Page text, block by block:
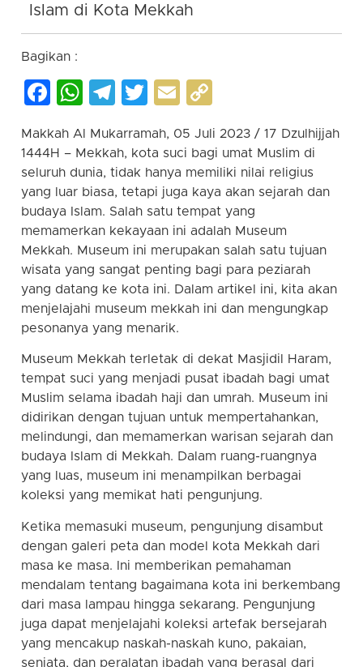
Islam di Kota Mekkah
Bagikan :
Facebook
WhatsApp
Telegram
Twitter
Email
Makkah Al Mukarramah, 05 Juli 2023 / 17 Dzulhijjah
1444H – Mekkah, kota suci bagi umat Muslim di
seluruh dunia, tidak hanya memiliki nilai religius
yang luar biasa, tetapi juga kaya akan sejarah dan
budaya Islam. Salah satu tempat yang
memamerkan kekayaan ini adalah Museum
Mekkah. Museum ini merupakan salah satu tujuan
wisata yang sangat penting bagi para peziarah
yang datang ke kota ini. Dalam artikel ini, kita akan
menjelajahi museum mekkah ini dan mengungkap
pesonanya yang menarik.
Museum Mekkah terletak di dekat Masjidil Haram,
tempat suci yang menjadi pusat ibadah bagi umat
Muslim selama ibadah haji dan umrah. Museum ini
didirikan dengan tujuan untuk mempertahankan,
melindungi, dan memamerkan warisan sejarah dan
budaya Islam di Mekkah. Dalam ruang-ruangnya
yang luas, museum ini menampilkan berbagai
koleksi yang memikat hati pengunjung.
Ketika memasuki museum, pengunjung disambut
dengan galeri peta dan model kota Mekkah dari
masa ke masa. Ini memberikan pemahaman
mendalam tentang bagaimana kota ini berkembang
dari masa lampau hingga sekarang. Pengunjung
juga dapat menjelajahi koleksi artefak bersejarah
yang mencakup naskah-naskah kuno, pakaian,
senjata, dan peralatan ibadah yang berasal dari